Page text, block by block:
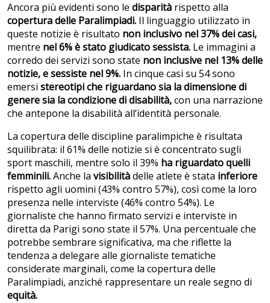
Ancora più evidenti sono le disparità rispetto alla
copertura delle Paralimpiadi. Il linguaggio utilizzato in
queste notizie è risultato non inclusivo nel 37% dei casi,
mentre nel 6% è stato giudicato sessista. Le immagini a
corredo dei servizi sono state non inclusive nel 13% delle
notizie, e sessiste nel 9%. In cinque casi su 54 sono
emersi stereotipi che riguardano sia la dimensione di
genere sia la condizione di disabilità,con una narrazione
che antepone la disabilità all’identità personale.
La copertura delle discipline paralimpiche è risultata
squilibrata: il 61% delle notizie si è concentrato sugli
sport maschili, mentre solo il 39% ha riguardato quelli
femminili.Anche la visibilitàdelle atlete è stata inferiore
rispetto agli uomini (43% contro 57%), così come la loro
presenza nelle interviste (46% contro 54%). Le
giornaliste che hanno firmato servizi e interviste in
diretta da Parigi sono state il 57%. Una percentuale che
potrebbe sembrare significativa, ma che riflette la
tendenza a delegare alle giornaliste tematiche
considerate marginali, come la copertura delle
Paralimpiadi, anziché rappresentare un reale segno di
equità.